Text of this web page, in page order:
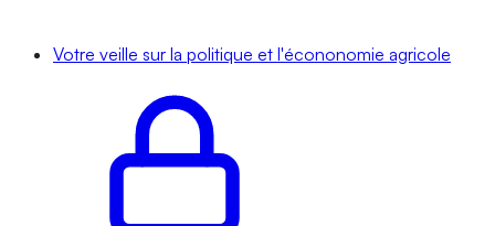
Votre veille sur la politique et l'écononomie agricole